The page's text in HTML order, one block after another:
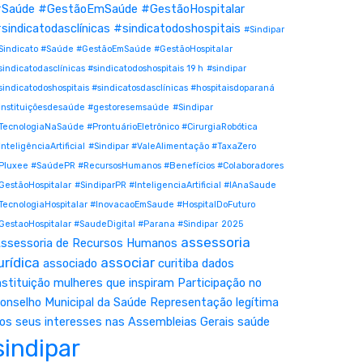
#GestãoEmSaúde #GestãoHospitalar
#sindicatodoshospitais #Sindipar
#Saúde #GestãoEmSaúde #GestãoHospitalar
#sindicatodoshospitais 19 h #sindipar
#sindicatosdasclínicas #hospitaisdoparaná
#gestoresemsaúde #Sindipar
#ProntuárioEletrônico #CirurgiaRobótica
#Sindipar #ValeAlimentação #TaxaZero
#SaúdePR #RecursosHumanos #Benefícios #Colaboradores
#SindiparPR #InteligenciaArtificial #IAnaSaude
#InovacaoEmSaude #HospitalDoFuturo
#SaudeDigital #Parana #Sindipar 2025
de Recursos Humanos assessoria
associado associar curitiba dados
mulheres que inspiram Participação no
Municipal da Saúde Representação legítima
seus interesses nas Assembleias Gerais saúde